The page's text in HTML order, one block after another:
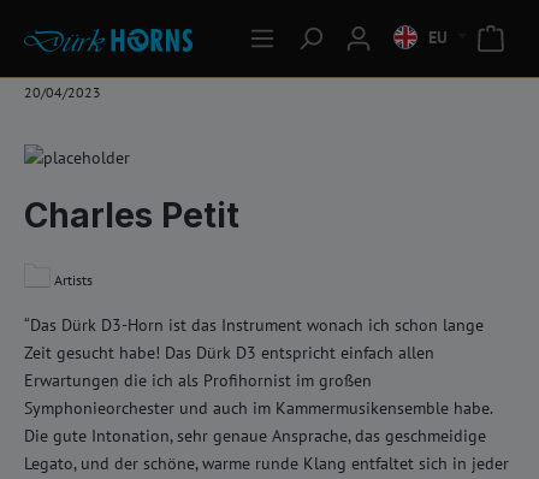
EU
20/04/2023
Charles Petit
Artists
“Das Dürk D3-Horn ist das Instrument wonach ich schon lange
Zeit gesucht habe! Das Dürk D3 entspricht einfach allen
Erwartungen die ich als Profihornist im großen
Symphonieorchester und auch im Kammermusikensemble habe.
Die gute Intonation, sehr genaue Ansprache, das geschmeidige
Legato, und der schöne, warme runde Klang entfaltet sich in jeder